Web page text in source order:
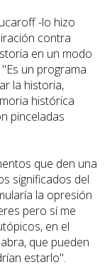
-lo hizo
contra
en un modo
un programa
la historia,
histórica
pinceladas
que den una
significados del
la opresión
pero sí me
en el
que pueden
estarlo".